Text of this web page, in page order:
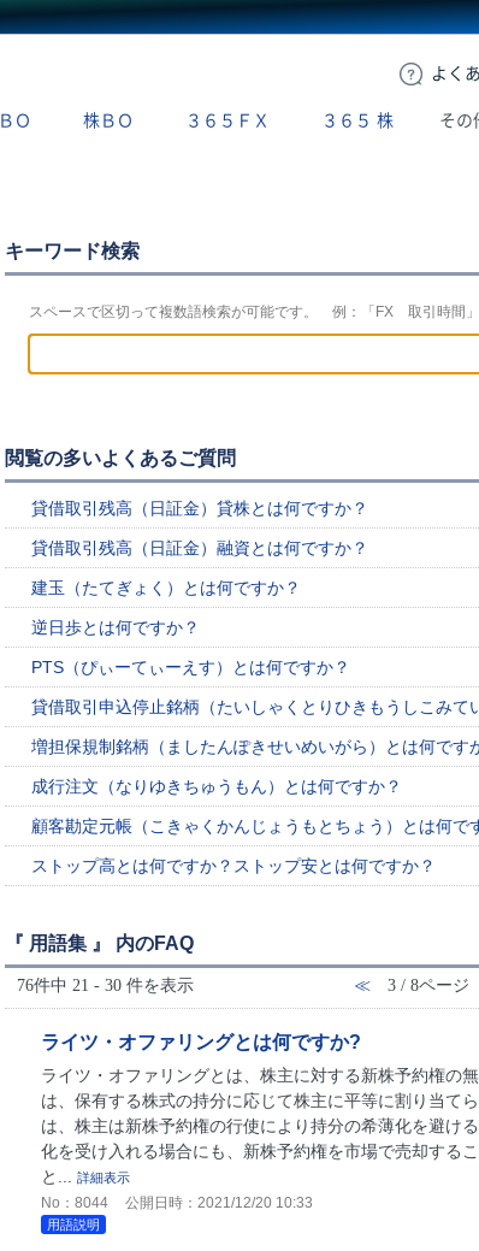
よく
ＢＯ 株ＢＯ ３６５ＦＸ ３６５ 株 その
キーワード検索
スペースで区切って複数語検索が可能です。 例：「FX 取引時間
閲覧の多いよくあるご質問
貸借取引残高（日証金）貸株とは何ですか？
貸借取引残高（日証金）融資とは何ですか？
建玉（たてぎょく）とは何ですか？
逆日歩とは何ですか？
PTS（ぴぃーてぃーえす）とは何ですか？
貸借取引申込停止銘柄（たいしゃくとりひきもうしこみて
増担保規制銘柄（ましたんぽきせいめいがら）とは何です
成行注文（なりゆきちゅうもん）とは何ですか？
顧客勘定元帳（こきゃくかんじょうもとちょう）とは何で
ストップ高とは何ですか？ストップ安とは何ですか？
『 用語集 』 内のFAQ
76件中 21 - 30 件を表示 ≪ 3 / 8ページ
ライツ・オファリングとは何ですか?
ライツ・オファリングとは、株主に対する新株予約権の
は、保有する株式の持分に応じて株主に平等に割り当て
は、株主は新株予約権の行使により持分の希薄化を避け
化を受け入れる場合にも、新株予約権を市場で売却する
と...
詳細表示
No：8044 公開日時：2021/12/20 10:33
用語説明